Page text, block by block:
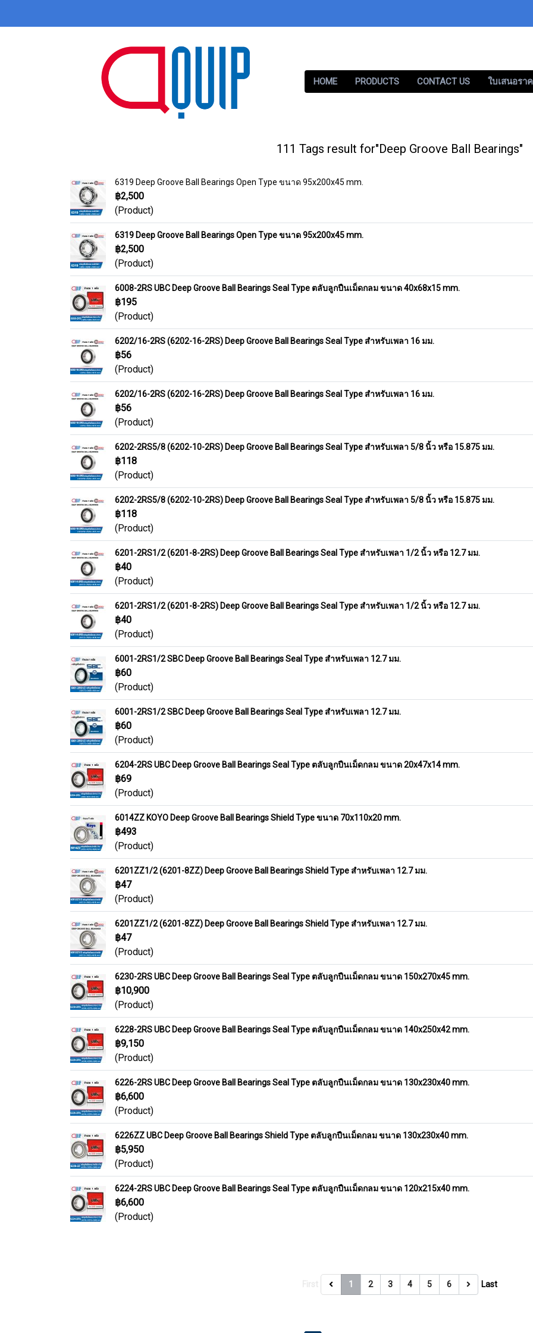
HOME PRODUCTS CONTACT US ใบเสนอรา
111 Tags result for"Deep Groove Ball Bearings"
6319 Deep Groove Ball Bearings Open Type ขนาด 95x200x45 mm.
฿2,500
(Product)
6319 Deep Groove Ball Bearings Open Type ขนาด 95x200x45 mm.
฿2,500
(Product)
6008-2RS UBC Deep Groove Ball Bearings Seal Type ตลับลูกปืนเม็ดกลม ขนาด 40x68x15 mm.
฿195
(Product)
6202/16-2RS (6202-16-2RS) Deep Groove Ball Bearings Seal Type สำหรับเพลา 16 มม.
฿56
(Product)
6202/16-2RS (6202-16-2RS) Deep Groove Ball Bearings Seal Type สำหรับเพลา 16 มม.
฿56
(Product)
6202-2RS5/8 (6202-10-2RS) Deep Groove Ball Bearings Seal Type สำหรับเพลา 5/8 นิ้ว หรือ 15.875 มม.
฿118
(Product)
6202-2RS5/8 (6202-10-2RS) Deep Groove Ball Bearings Seal Type สำหรับเพลา 5/8 นิ้ว หรือ 15.875 มม.
฿118
(Product)
6201-2RS1/2 (6201-8-2RS) Deep Groove Ball Bearings Seal Type สำหรับเพลา 1/2 นิ้ว หรือ 12.7 มม.
฿40
(Product)
6201-2RS1/2 (6201-8-2RS) Deep Groove Ball Bearings Seal Type สำหรับเพลา 1/2 นิ้ว หรือ 12.7 มม.
฿40
(Product)
6001-2RS1/2 SBC Deep Groove Ball Bearings Seal Type สำหรับเพลา 12.7 มม.
฿60
(Product)
6001-2RS1/2 SBC Deep Groove Ball Bearings Seal Type สำหรับเพลา 12.7 มม.
฿60
(Product)
6204-2RS UBC Deep Groove Ball Bearings Seal Type ตลับลูกปืนเม็ดกลม ขนาด 20x47x14 mm.
฿69
(Product)
6014ZZ KOYO Deep Groove Ball Bearings Shield Type ขนาด 70x110x20 mm.
฿493
(Product)
6201ZZ1/2 (6201-8ZZ) Deep Groove Ball Bearings Shield Type สำหรับเพลา 12.7 มม.
฿47
(Product)
6201ZZ1/2 (6201-8ZZ) Deep Groove Ball Bearings Shield Type สำหรับเพลา 12.7 มม.
฿47
(Product)
6230-2RS UBC Deep Groove Ball Bearings Seal Type ตลับลูกปืนเม็ดกลม ขนาด 150x270x45 mm.
฿10,900
(Product)
6228-2RS UBC Deep Groove Ball Bearings Seal Type ตลับลูกปืนเม็ดกลม ขนาด 140x250x42 mm.
฿9,150
(Product)
6226-2RS UBC Deep Groove Ball Bearings Seal Type ตลับลูกปืนเม็ดกลม ขนาด 130x230x40 mm.
฿6,600
(Product)
6226ZZ UBC Deep Groove Ball Bearings Shield Type ตลับลูกปืนเม็ดกลม ขนาด 130x230x40 mm.
฿5,950
(Product)
6224-2RS UBC Deep Groove Ball Bearings Seal Type ตลับลูกปืนเม็ดกลม ขนาด 120x215x40 mm.
฿6,600
(Product)
1 2 3 4 5 6 Last